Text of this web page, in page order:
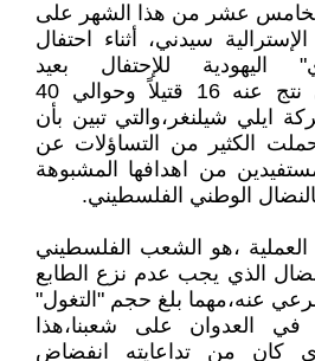
عشر من هذا الشهر على
سيدني، أثناء احتفال
اليهودية للإحتفال بعيد
"الحانوكاه"،الأنوار،والذي نتج عنه 16 قتيلاً وحوالي 40
ايلي شيلنغر،والتي تبين بأن
الكثير من التساؤلات عن
من اهدافها المشبوهة
الوطني الفلسطيني.
،هو الشعب الفلسطيني
الذي يجب عدم نزع الطابع
عنه،مهما بلغ حجم "التغول"
في العدوان على شعبنا،هذا
كان من تداعايته انفضاض